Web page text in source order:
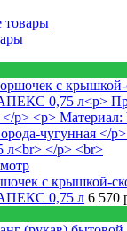
товары
с крышкой-
0,75 л 6 570